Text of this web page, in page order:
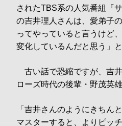
されたTBS系の人気番組『
の吉井理人さんは、愛弟子
ってやっていると言うけど
変化しているんだと思う」
古い話で恐縮ですが、吉
ローズ時代の後輩・野茂英
「吉井さんのようにきちん
マスターすると、よりピッ